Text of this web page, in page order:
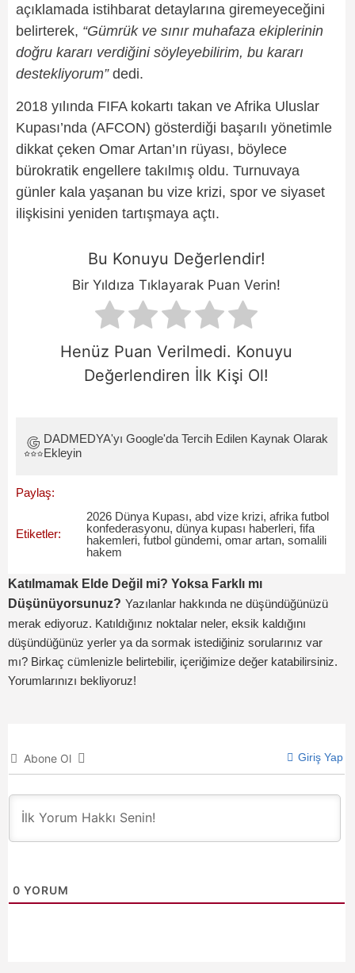
açıklamada istihbarat detaylarına giremeyeceğini
belirterek, “Gümrük ve sınır muhafaza ekiplerinin
doğru kararı verdiğini söyleyebilirim, bu kararı
destekliyorum”dedi.
2018 yılında FIFA kokartı takan ve Afrika Uluslar
Kupası’nda (AFCON) gösterdiği başarılı yönetimle
dikkat çeken Omar Artan’ın rüyası, böylece
bürokratik engellere takılmış oldu. Turnuvaya
günler kala yaşanan bu vize krizi, spor ve siyaset
ilişkisini yeniden tartışmaya açtı.
Bu Konuyu Değerlendir!
Bir Yıldıza Tıklayarak Puan Verin!
Henüz Puan Verilmedi. Konuyu
Değerlendiren İlk Kişi Ol!
DADMEDYA'yı Google'da Tercih Edilen Kaynak Olarak
Ekleyin
Paylaş:
Etiketler:
2026 Dünya Kupası,abd vize krizi,afrika futbol
konfederasyonu,dünya kupası haberleri,fifa
hakemleri,futbol gündemi,omar artan,somalili
hakem
Katılmamak Elde Değil mi? Yoksa Farklı mı
Düşünüyorsunuz? Yazılanlar hakkında ne düşündüğünüzü
merak ediyoruz. Katıldığınız noktalar neler, eksik kaldığını
düşündüğünüz yerler ya da sormak istediğiniz sorularınız var
mı? Birkaç cümlenizle belirtebilir, içeriğimize değer katabilirsiniz.
Yorumlarınızı bekliyoruz!
Abone Ol Giriş Yap
0 YORUM